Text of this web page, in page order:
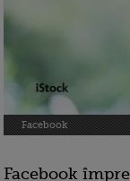
Facebook
Facebook